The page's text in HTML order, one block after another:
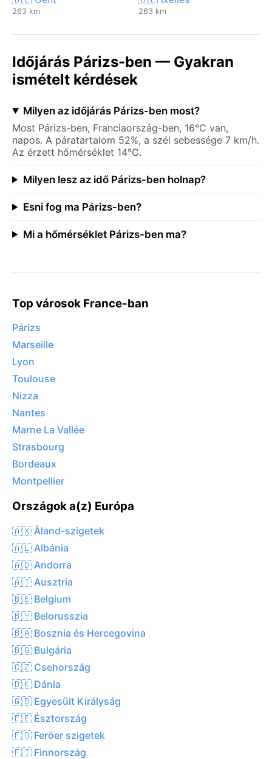
263 km 263 km
Időjárás Párizs-ben — Gyakran
ismételt kérdések
Milyen az időjárás Párizs-ben most?
Most Párizs-ben, Franciaország-ben, 16°C van,
napos. A páratartalom 52%, a szél sebessége 7 km/h.
Az érzett hőmérséklet 14°C.
Milyen lesz az idő Párizs-ben holnap?
Esni fog ma Párizs-ben?
Mi a hőmérséklet Párizs-ben ma?
Top városok France-ban
Párizs
Marseille
Lyon
Toulouse
Nizza
Nantes
Marne La Vallée
Strasbourg
Bordeaux
Montpellier
Országok a(z) Európa
🇦🇽 Åland-szigetek
🇦🇱 Albánia
🇦🇩 Andorra
🇦🇹 Ausztria
🇧🇪 Belgium
🇧🇾 Belorusszia
🇧🇦 Bosznia és Hercegovina
🇧🇬 Bulgária
🇨🇿 Csehország
🇩🇰 Dánia
🇬🇧 Egyesült Királyság
🇪🇪 Észtország
🇫🇴 Feröer szigetek
🇫🇮 Finnország